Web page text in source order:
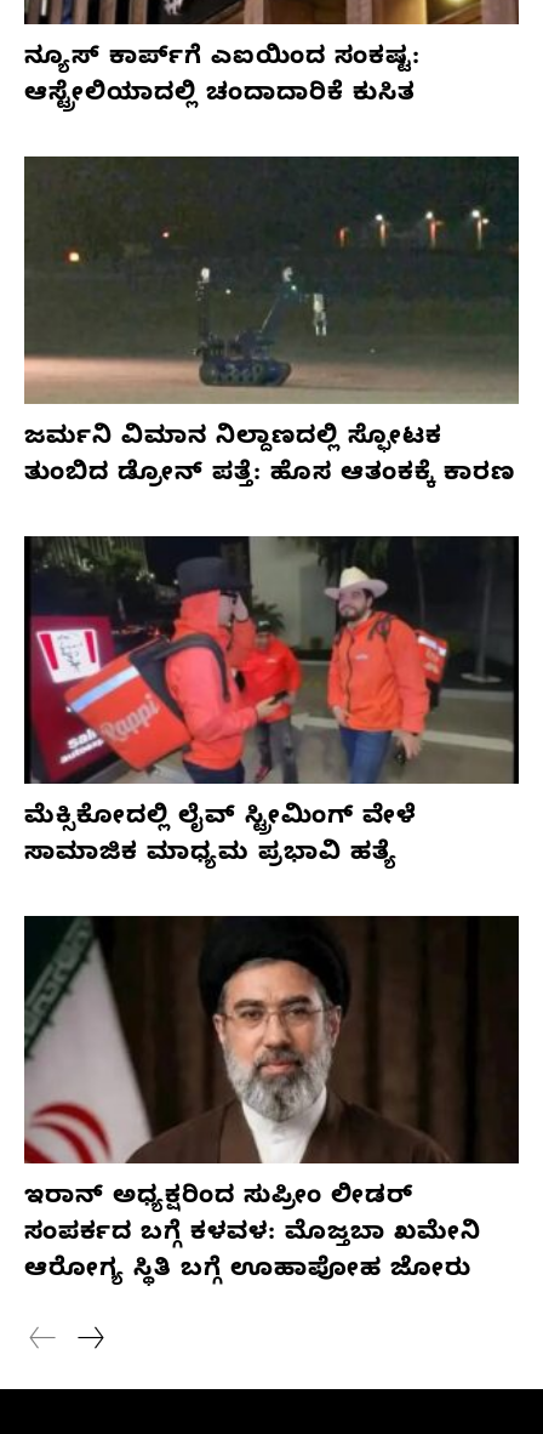
ನ್ಯೂಸ್ ಕಾರ್ಪ್‌ಗೆ ಎಐಯಿಂದ ಸಂಕಷ್ಟ:
ಆಸ್ಟ್ರೇಲಿಯಾದಲ್ಲಿ ಚಂದಾದಾರಿಕೆ ಕುಸಿತ
ಜರ್ಮನಿ ವಿಮಾನ ನಿಲ್ದಾಣದಲ್ಲಿ ಸ್ಫೋಟಕ
ತುಂಬಿದ ಡ್ರೋನ್ ಪತ್ತೆ: ಹೊಸ ಆತಂಕಕ್ಕೆ ಕಾರಣ
ಮೆಕ್ಸಿಕೋದಲ್ಲಿ ಲೈವ್ ಸ್ಟ್ರೀಮಿಂಗ್ ವೇಳೆ
ಸಾಮಾಜಿಕ ಮಾಧ್ಯಮ ಪ್ರಭಾವಿ ಹತ್ಯೆ
ಇರಾನ್ ಅಧ್ಯಕ್ಷರಿಂದ ಸುಪ್ರೀಂ ಲೀಡರ್
ಸಂಪರ್ಕದ ಬಗ್ಗೆ ಕಳವಳ: ಮೊಜ್ತಬಾ ಖಮೇನಿ
ಆರೋಗ್ಯ ಸ್ಥಿತಿ ಬಗ್ಗೆ ಊಹಾಪೋಹ ಜೋರು